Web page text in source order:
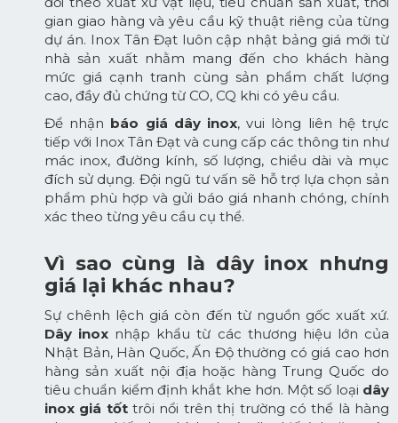
gian giao hàng và yêu cầu kỹ thuật riêng của từng
dự án. Inox Tân Đạt luôn cập nhật bảng giá mới từ
nhà sản xuất nhằm mang đến cho khách hàng
mức giá cạnh tranh cùng sản phẩm chất lượng
cao, đầy đủ chứng từ CO, CQ khi có yêu cầu.
Để nhận báo giá dây inox, vui lòng liên hệ trực
tiếp với Inox Tân Đạt và cung cấp các thông tin như
mác inox, đường kính, số lượng, chiều dài và mục
đích sử dụng. Đội ngũ tư vấn sẽ hỗ trợ lựa chọn sản
phẩm phù hợp và gửi báo giá nhanh chóng, chính
xác theo từng yêu cầu cụ thể.
Vì sao cùng là dây inox nhưng
giá lại khác nhau?
Sự chênh lệch giá còn đến từ nguồn gốc xuất xứ.
Dây inox nhập khẩu từ các thương hiệu lớn của
Nhật Bản, Hàn Quốc, Ấn Độ thường có giá cao hơn
hàng sản xuất nội địa hoặc hàng Trung Quốc do
tiêu chuẩn kiểm định khắt khe hơn. Một số loại dây
inox giá tốttrôi nổi trên thị trường có thể là hàng